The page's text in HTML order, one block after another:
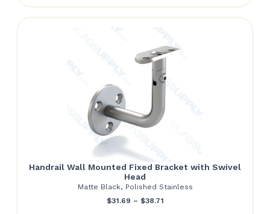
through
Handrail Wall Mounted Fixed Bracket with Swivel
Head
Matte Black, Polished Stainless
$31.69 – $38.71Price